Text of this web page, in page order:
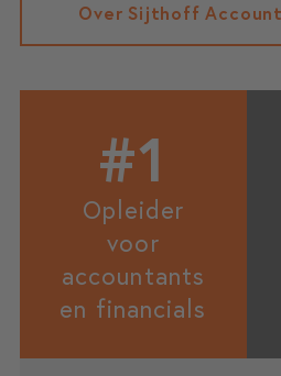
Over Sijthoff
#1
Opleider
voor
accountants
en financials